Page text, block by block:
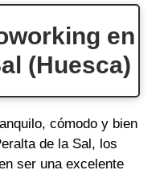
en
(Huesca)
cómodo y bien
de la Sal, los
ser una excelente